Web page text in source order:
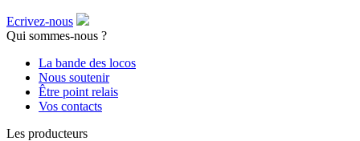
Ecrivez-nous
Qui sommes-nous ?
La bande des locos
Nous soutenir
Être point relais
Vos contacts
Les producteurs